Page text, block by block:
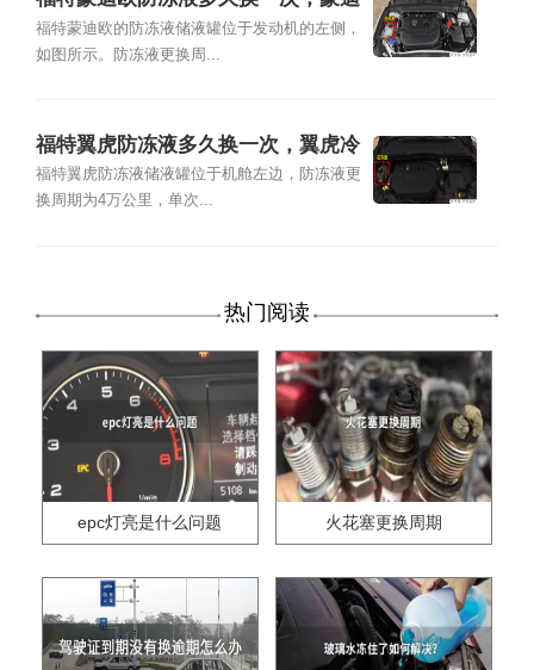
欧冷却液加注及更换教程
福特蒙迪欧的防冻液储液罐位于发动机的左侧，
如图所示。防冻液更换周...
福特翼虎防冻液多久换一次，翼虎冷
却液加注及更换教程
福特翼虎防冻液储液罐位于机舱左边，防冻液更
换周期为4万公里，单次...
热门阅读
epc灯亮是什么问题 火花塞更换周期